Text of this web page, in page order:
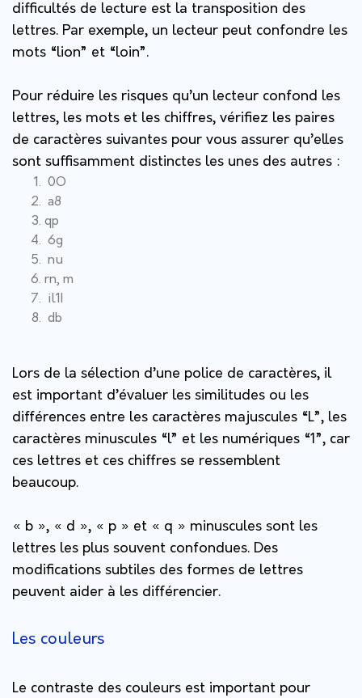
difficultés de lecture est la transposition des
lettres. Par exemple, un lecteur peut confondre les
mots “lion” et “loin”.
Pour réduire les risques qu’un lecteur confond les
lettres, les mots et les chiffres, vérifiez les paires
de caractères suivantes pour vous assurer qu’elles
sont suffisamment distinctes les unes des autres :
0O
a8
qp
6g
nu
rn, m
il1I
db
Lors de la sélection d’une police de caractères, il
est important d’évaluer les similitudes ou les
différences entre les caractères majuscules “L”, les
caractères minuscules “l” et les numériques “1”, car
ces lettres et ces chiffres se ressemblent
beaucoup.
« b », « d », « p » et « q » minuscules sont les
lettres les plus souvent confondues. Des
modifications subtiles des formes de lettres
peuvent aider à les différencier.
Les couleurs
Le contraste des couleurs est important pour